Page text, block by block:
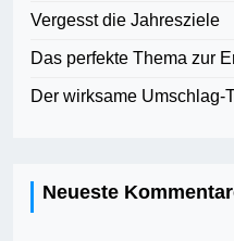
Vergesst die Jahresziele
Das perfekte Thema zur
Der wirksame Umschlag-
Neueste